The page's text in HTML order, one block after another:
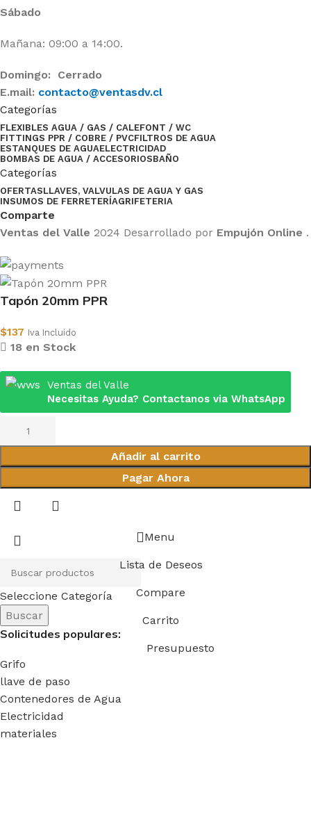
Sábado
Mañana: 09:00 a 14:00.
Domingo: Cerrado
E.mail: contacto@ventasdv.cl
Categorías
FLEXIBLES AGUA / GAS / CALEFONT / WC
FITTINGS PPR / COBRE / PVCFILTROS DE AGUA
ESTANQUES DE AGUAELECTRICIDAD
BOMBAS DE AGUA / ACCESORIOSBAÑO
Categorías
OFERTASLLAVES, VALVULAS DE AGUA Y GAS
INSUMOS DE FERRETERÍAGRIFETERIA
Comparte
Ventas del Valle 2024 Desarrollado por Empujón Online .
Tapón 20mm PPR
$137 Iva Incluido
18 en Stock
Ventas del Valle
Necesitas Ayuda? Contactanos via WhatsApp
Añadir al carrito
Pagar Ahora
Seleccione Categoría
Buscar
Solicitudes populares:
Grifo
llave de paso
Contenedores de Agua
Electricidad
materiales
Menu
Lista de Deseos
Compare
Carrito
Presupuesto